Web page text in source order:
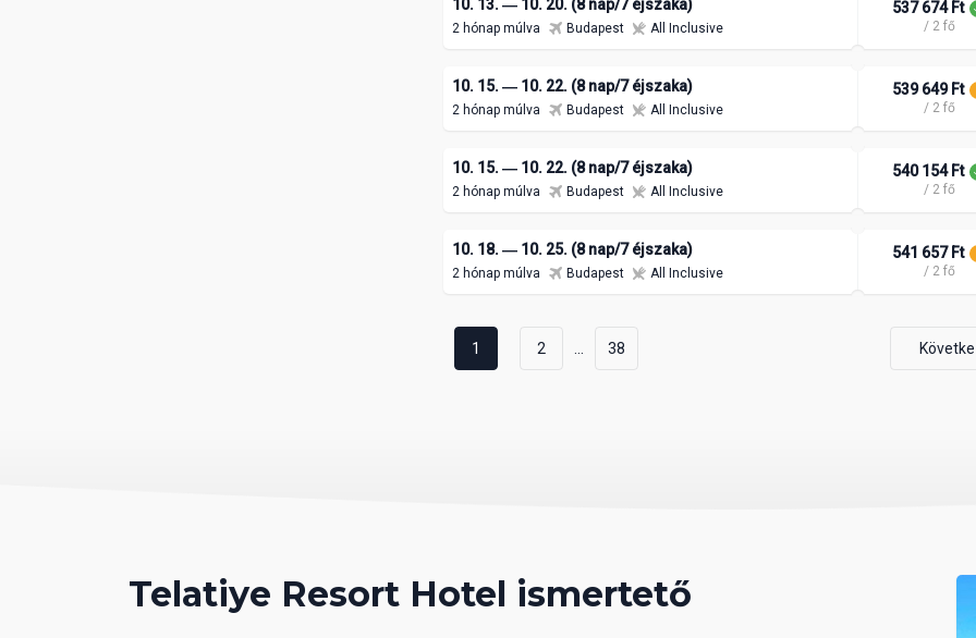
10. 13. ― 10. 20. (8 nap/7 éjszaka)
2 hónap múlva Budapest All Inclusive
537 674 Ft
/ 2 fő
10. 15. ― 10. 22. (8 nap/7 éjszaka)
2 hónap múlva Budapest All Inclusive
539 649 Ft
/ 2 fő
10. 15. ― 10. 22. (8 nap/7 éjszaka)
2 hónap múlva Budapest All Inclusive
540 154 Ft
/ 2 fő
10. 18. ― 10. 25. (8 nap/7 éjszaka)
2 hónap múlva Budapest All Inclusive
541 657 Ft
/ 2 fő
1 2 38
Telatiye Resort Hotel ismertető